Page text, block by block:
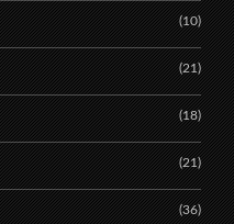
(10)
(21)
(18)
(21)
(36)